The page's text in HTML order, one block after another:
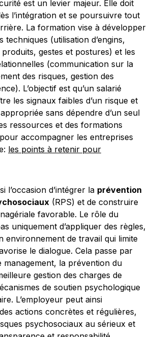
est un levier majeur. Elle doit
l’intégration et se poursuivre tout
La formation vise à développer
techniques (utilisation d’engins,
gestes et postures) et les
(communication sur la
des risques, gestion des
L’objectif est qu’un salarié
les signaux faibles d’un risque et
sans dépendre d’un seul
ressources et des formations
accompagner les entreprises
les points à retenir pour
l’occasion d’intégrer la prévention
(RPS) et de construire
favorable. Le rôle du
uniquement d’appliquer des règles,
environnement de travail qui limite
le dialogue. Cela passe par
management, la prévention du
gestion des charges de
de soutien psychologique
L’employeur peut ainsi
actions concrètes et régulières,
psychosociaux au sérieux et